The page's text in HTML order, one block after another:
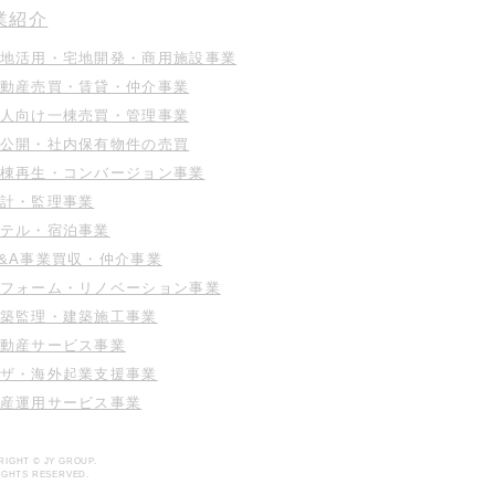
紹介
活用・ 宅地開発・商用施設事業
産売買・賃貸・仲介事業​
向け一棟売買・管理事業
開・社内保有物件の売買​
再生・コンバージョン事業​
・監理事業
ル・宿泊事業
事業買収・仲介事業
ォーム・リノベーション事業
監理・建築施工事業
産サービス事業
・海外起業支援事業
運用サービス事業
© JY GROUP.
RESERVED.